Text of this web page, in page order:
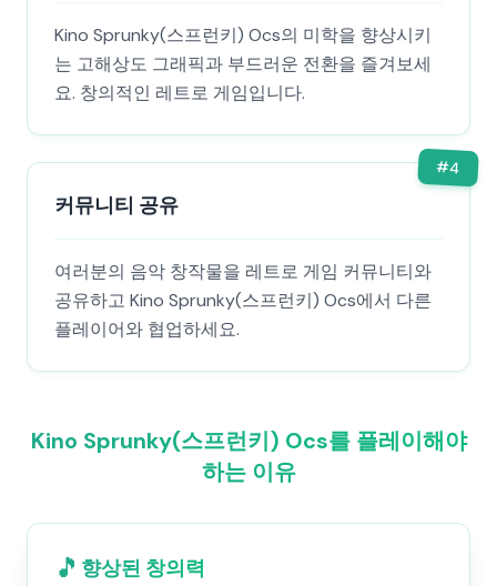
Kino Sprunky(스프런키) Ocs의 미학을 향상시키
는 고해상도 그래픽과 부드러운 전환을 즐겨보세
요. 창의적인 레트로 게임입니다.
#4
커뮤니티 공유
여러분의 음악 창작물을 레트로 게임 커뮤니티와
공유하고 Kino Sprunky(스프런키) Ocs에서 다른
플레이어와 협업하세요.
Kino Sprunky(스프런키) Ocs를 플레이해야
하는 이유
🎵 향상된 창의력